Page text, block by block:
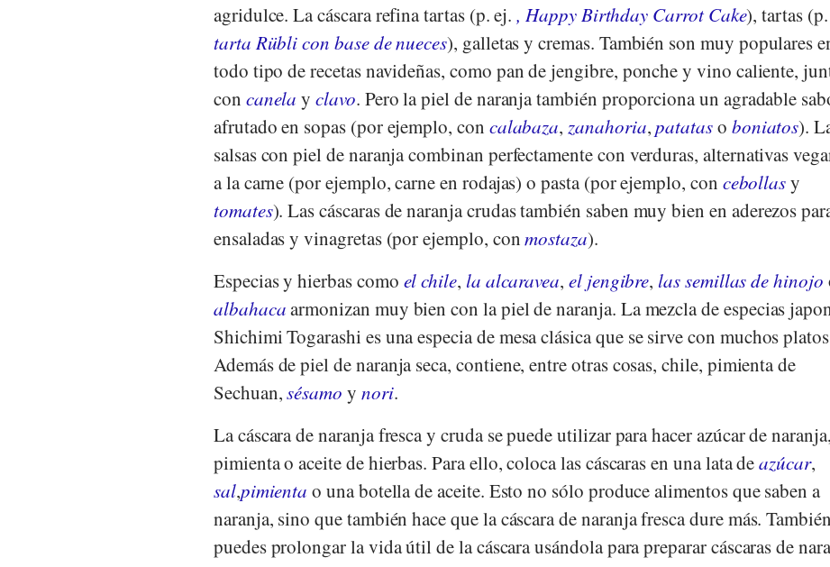
agridulce. La cáscara refina tartas (p. ej., Happy Birthday Carrot Cake), tartas
tarta Rübli con base de nueces), galletas y cremas. También son muy populares
todo tipo de recetas navideñas, como pan de jengibre, ponche y vino caliente,
con canela yclavo. Pero la piel de naranja también proporciona un agradable
afrutado en sopas (por ejemplo, con calabaza,zanahoria,patataso boniatos).
salsas con piel de naranja combinan perfectamente con verduras, alternativas
a la carne (por ejemplo, carne en rodajas) o pasta (por ejemplo, con cebollasy
tomates). Las cáscaras de naranja crudas también saben muy bien en aderezos
ensaladas y vinagretas (por ejemplo, conmostaza).
Especias y hierbas como el chile, la alcaravea, el jengibre, las semillas de hinojo
albahacaarmonizan muy bien con la piel de naranja. La mezcla de especias
Shichimi Togarashi es una especia de mesa clásica que se sirve con muchos
Además de piel de naranja seca, contiene, entre otras cosas, chile, pimienta de
Sechuan,sésamo y nori.
La cáscara de naranja fresca y cruda se puede utilizar para hacer azúcar de
pimienta o aceite de hierbas. Para ello, coloca las cáscaras en una lata deazúcar,
sal,pimienta o una botella de aceite. Esto no sólo produce alimentos que saben a
naranja, sino que también hace que la cáscara de naranja fresca dure más. También
puedes prolongar la vida útil de la cáscara usándola para preparar cáscaras de